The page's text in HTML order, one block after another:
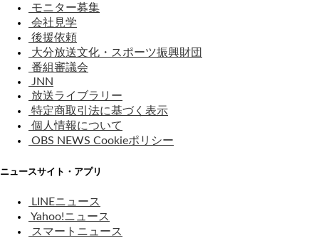
モニター募集
会社見学
後援依頼
大分放送文化・スポーツ振興財団
番組審議会
JNN
放送ライブラリー
特定商取引法に基づく表示
個人情報について
OBS NEWS Cookieポリシー
ニュースサイト・アプリ
LINEニュース
Yahoo!ニュース
スマートニュース